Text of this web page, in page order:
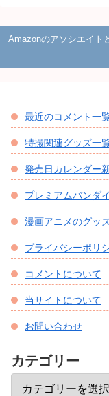
Amazonのアソシエイト
最近のコメント一
特撮関連グッズ一
発売日カレンダー
プレミアムバンダ
漫画アニメのグッ
プライバシーポリ
コメントについて
当サイトについて
お問い合わせ
カテゴリー